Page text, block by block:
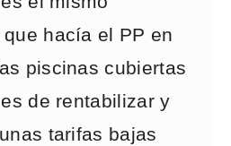
hacía el PP en
piscinas cubiertas
de rentabilizar y
tarifas bajas